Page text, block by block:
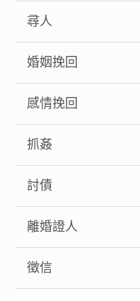
尋人
婚姻挽回
感情挽回
抓姦
討債
離婚證人
徵信